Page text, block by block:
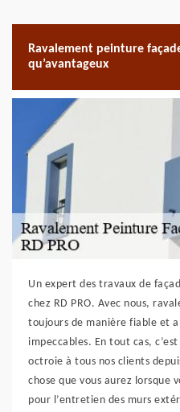
Ravalement peinture
qu’avantageux
Un expert des travaux de
chez RD PRO. Avec nous,
toujours de manière fiable et
impeccables. En tout cas,
octroie à tous nos clients
chose que vous aurez lorsque
pour l’entretien des murs